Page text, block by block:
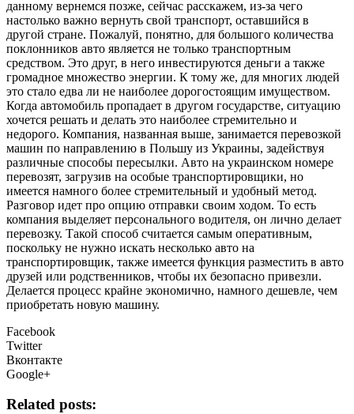
данному вернемся позже, сейчас расскажем, из-за чего
настолько важно вернуть свой транспорт, оставшийся в
другой стране. Пожалуй, понятно, для большого количества
поклонников авто является не только транспортным
средством. Это друг, в него инвестируются деньги а также
громадное множество энергии. К тому же, для многих людей
это стало едва ли не наиболее дорогостоящим имуществом.
Когда автомобиль пропадает в другом государстве, ситуацию
хочется решать и делать это наиболее стремительно и
недорого. Компания, названная выше, занимается перевозкой
машин по направлению в Польшу из Украины, задействуя
различные способы пересылки. Авто на украинском номере
перевозят, загрузив на особые транспортировщики, но
имеется намного более стремительный и удобный метод.
Разговор идет про опцию отправки своим ходом. То есть
компания выделяет персонального водителя, он лично делает
перевозку. Такой способ считается самым оперативным,
поскольку не нужно искать несколько авто на
транспортировщик, также имеется функция разместить в авто
друзей или родственников, чтобы их безопасно привезли.
Делается процесс крайне экономично, намного дешевле, чем
приобретать новую машину.
Facebook
Twitter
Вконтакте
Google+
Related posts: